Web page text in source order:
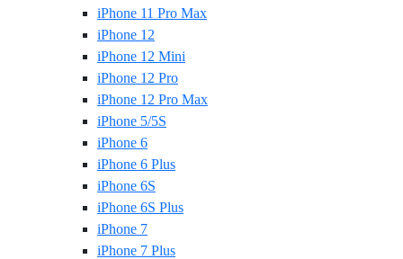
iPhone 11 Pro Max
iPhone 12
iPhone 12 Mini
iPhone 12 Pro
iPhone 12 Pro Max
iPhone 5/5S
iPhone 6
iPhone 6 Plus
iPhone 6S
iPhone 6S Plus
iPhone 7
iPhone 7 Plus